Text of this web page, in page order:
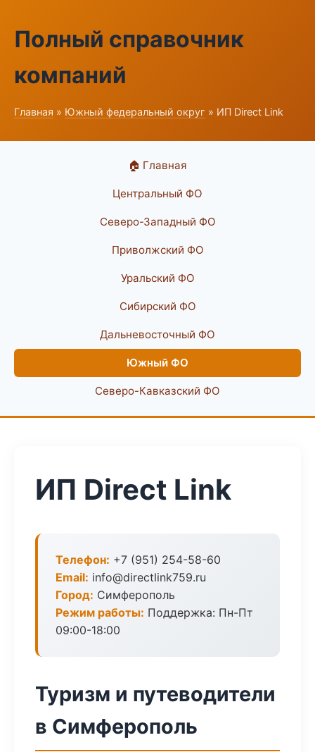
Полный справочник
компаний
Главная » Южный федеральный округ » ИП Direct Link
🏠 Главная
Центральный ФО
Северо-Западный ФО
Приволжский ФО
Уральский ФО
Сибирский ФО
Дальневосточный ФО
Южный ФО
Северо-Кавказский ФО
ИП Direct Link
Телефон: +7 (951) 254-58-60
Email: info@directlink759.ru
Город: Симферополь
Режим работы: Поддержка: Пн-Пт
09:00-18:00
Туризм и путеводители
в Симферополь